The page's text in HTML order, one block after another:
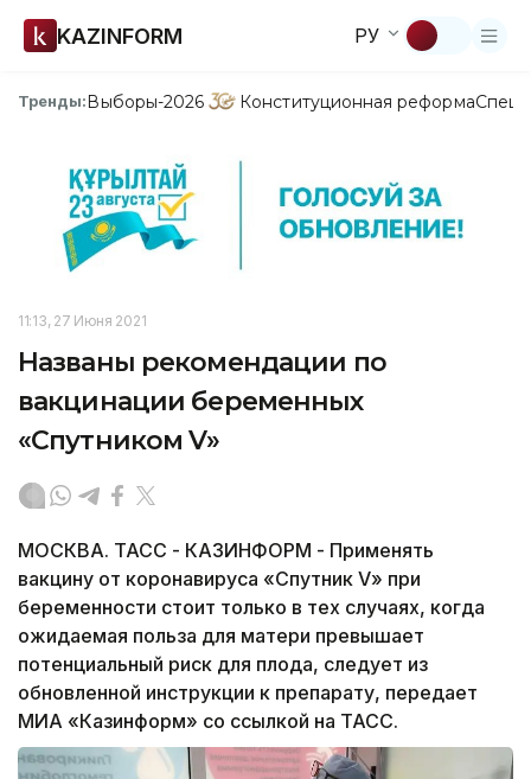
KAZINFORM РУ
Тренды:Выборы-2026 Конституционная реформа
11:13, 27 Июня 2021
Названы рекомендации по
вакцинации беременных
«Спутником V»
МОСКВА. ТАСС - КАЗИНФОРМ - Применять
вакцину от коронавируса «Спутник V» при
беременности стоит только в тех случаях, когда
ожидаемая польза для матери превышает
потенциальный риск для плода, следует из
обновленной инструкции к препарату, передает
МИА «Казинформ» со ссылкой на ТАСС.